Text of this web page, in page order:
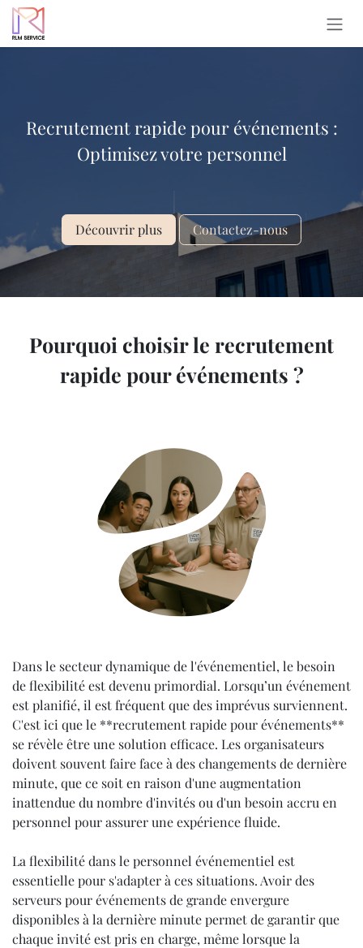
Se rendre au contenu
Recrutement rapide pour événements :
Optimisez votre personnel
Découvrir plus Contactez-nous
Pourquoi choisir le recrutement
rapide pour événements ?
Dans le secteur dynamique de l'événementiel, le besoin
de flexibilité est devenu primordial. Lorsqu’un événement
est planifié, il est fréquent que des imprévus surviennent.
C'est ici que le **recrutement rapide pour événements**
se révèle être une solution efficace. Les organisateurs
doivent souvent faire face à des changements de dernière
minute, que ce soit en raison d'une augmentation
inattendue du nombre d'invités ou d'un besoin accru en
personnel pour assurer une expérience fluide.
La flexibilité dans le personnel événementiel est
essentielle pour s'adapter à ces situations. Avoir des
serveurs pour événements de grande envergure
disponibles à la dernière minute permet de garantir que
chaque invité est pris en charge, même lorsque la